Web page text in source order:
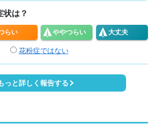
状は？
らい ややつらい 大丈夫
花粉症ではない
っと詳しく報告する